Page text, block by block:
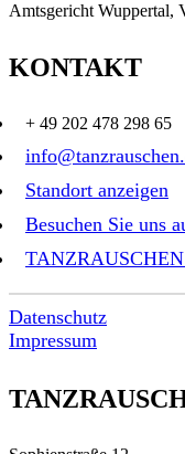
Amtsgericht Wuppertal,
KONTAKT
+ 49 202 478 298 65
Standort anzeigen
Besuchen Sie uns
Datenschutz
Impressum